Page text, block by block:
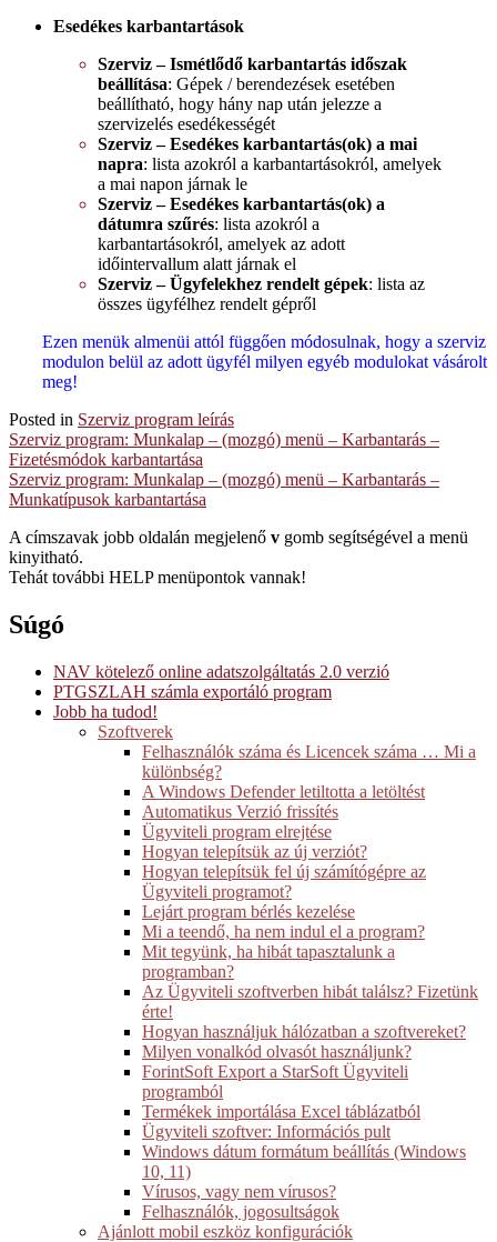
Esedékes karbantartások
Szerviz – Ismétlődő karbantartás időszak
beállítása: Gépek / berendezések esetében
beállítható, hogy hány nap után jelezze a
szervizelés esedékességét
Szerviz – Esedékes karbantartás(ok) a mai
napra: lista azokról a karbantartásokról, amelyek
a mai napon járnak le
Szerviz – Esedékes karbantartás(ok) a
dátumra szűrés: lista azokról a
karbantartásokról, amelyek az adott
időintervallum alatt járnak el
Szerviz – Ügyfelekhez rendelt gépek: lista az
összes ügyfélhez rendelt gépről
Ezen menük almenüi attól függően módosulnak, hogy a szerviz
modulon belül az adott ügyfél milyen egyéb modulokat vásárolt
meg!
Posted in Szerviz program leírás
Post
navigation
Szerviz program: Munkalap – (mozgó) menü – Karbantarás –
Fizetésmódok karbantartása
Szerviz program: Munkalap – (mozgó) menü – Karbantarás –
Munkatípusok karbantartása
A címszavak jobb oldalán megjelenő v gomb segítségével a menü
kinyitható.
Tehát további HELP menüpontok vannak!
Súgó
NAV kötelező online adatszolgáltatás 2.0 verzió
PTGSZLAH számla exportáló program
Jobb ha tudod!
Szoftverek
Felhasználók száma és Licencek száma … Mi a
különbség?
A Windows Defender letiltotta a letöltést
Automatikus Verzió frissítés
Ügyviteli program elrejtése
Hogyan telepítsük az új verziót?
Hogyan telepítsük fel új számítógépre az
Ügyviteli programot?
Lejárt program bérlés kezelése
Mi a teendő, ha nem indul el a program?
Mit tegyünk, ha hibát tapasztalunk a
programban?
Az Ügyviteli szoftverben hibát találsz? Fizetünk
érte!
Hogyan használjuk hálózatban a szoftvereket?
Milyen vonalkód olvasót használjunk?
ForintSoft Export a StarSoft Ügyviteli
programból
Termékek importálása Excel táblázatból
Ügyviteli szoftver: Információs pult
Windows dátum formátum beállítás (Windows
10, 11)
Vírusos, vagy nem vírusos?
Felhasználók, jogosultságok
Ajánlott mobil eszköz konfigurációk